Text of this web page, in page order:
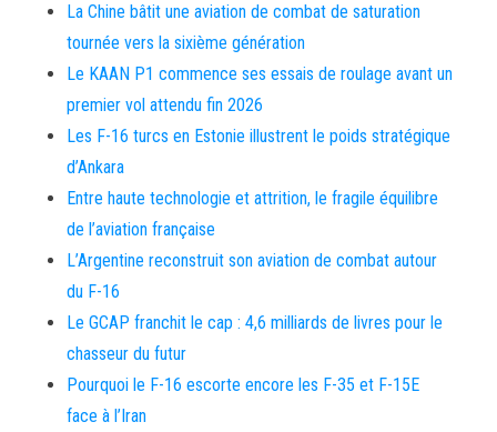
La Chine bâtit une aviation de combat de saturation
tournée vers la sixième génération
Le KAAN P1 commence ses essais de roulage avant un
premier vol attendu fin 2026
Les F-16 turcs en Estonie illustrent le poids stratégique
d’Ankara
Entre haute technologie et attrition, le fragile équilibre
de l’aviation française
L’Argentine reconstruit son aviation de combat autour
du F-16
Le GCAP franchit le cap : 4,6 milliards de livres pour le
chasseur du futur
Pourquoi le F-16 escorte encore les F-35 et F-15E
face à l’Iran